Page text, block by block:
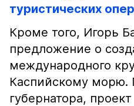
туристических
Кроме того, Игорь
предложение о
международного
Каспийскому
губернатора,